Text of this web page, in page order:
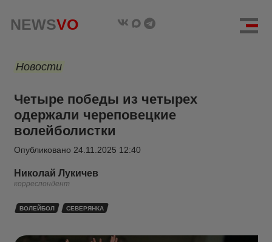
NEWSVO
Новости
Четыре победы из четырех
одержали череповецкие
волейболистки
Опубликовано 24.11.2025 12:40
Николай Лукичев
корреспондент
ВОЛЕЙБОЛ СЕВЕРЯНКА